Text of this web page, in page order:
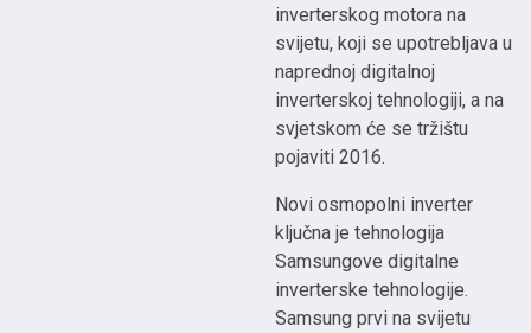
inverterskog motora na
svijetu, koji se upotrebljava u
naprednoj digitalnoj
inverterskoj tehnologiji, a na
svjetskom će se tržištu
pojaviti 2016.
Novi osmopolni inverter
ključna je tehnologija
Samsungove digitalne
inverterske tehnologije.
Samsung prvi na svijetu